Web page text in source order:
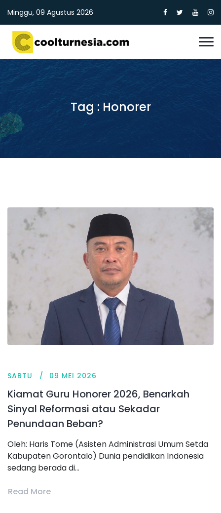
Minggu, 09 Agustus 2026
Tag : Honorer
SABTU 09 MEI 2026
Kiamat Guru Honorer 2026, Benarkah
Sinyal Reformasi atau Sekadar
Penundaan Beban?
Oleh: Haris Tome (Asisten Administrasi Umum Setda
Kabupaten Gorontalo) Dunia pendidikan Indonesia
sedang berada di...
Read More